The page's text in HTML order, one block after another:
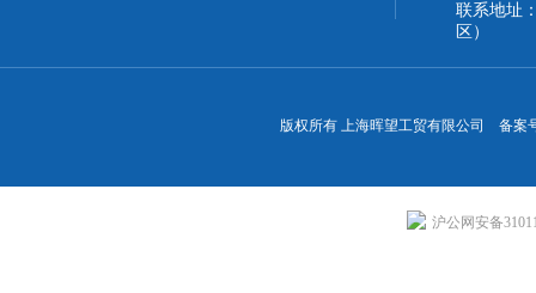
联系地址
区）
版权所有 上海晖望工贸有限公司 备案
沪公网安备